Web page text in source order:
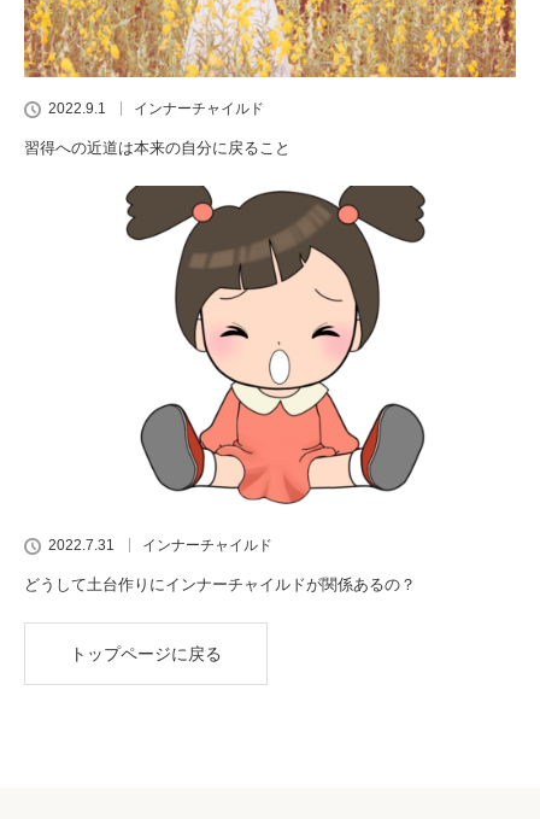
2022.9.1 インナーチャイルド
習得への近道は本来の自分に戻ること
2022.7.31 インナーチャイルド
どうして土台作りにインナーチャイルドが関係あるの？
トップページに戻る